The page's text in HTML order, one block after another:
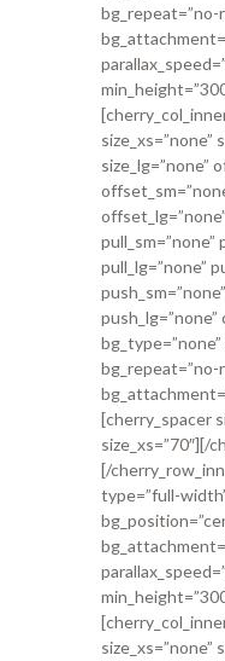
bg_repeat=”no-
size_xs=”none”
size_lg=”none”
pull_sm=”none”
pull_lg=”none”
push_lg=”none”
bg_repeat=”no-
[cherry_spacer
size_xs=”70″][/
[/
type=”full-
size_xs=”none”